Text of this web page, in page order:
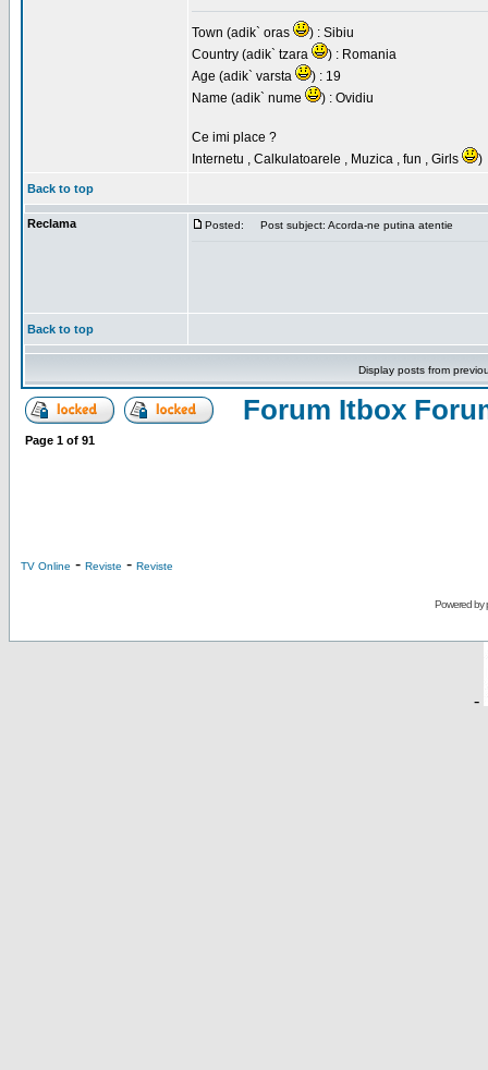
Town (adik` oras
) : Sibiu
Country (adik` tzara
) : Romania
Age (adik` varsta
) : 19
Name (adik` nume
) : Ovidiu
Ce imi place ?
Internetu , Calkulatoarele , Muzica , fun , Girls
)
Back to top
Reclama Posted: Post subject: Acorda-ne putina atentie
Back to top
Display posts from
Forum Itbox
Page 1 of 91
TV Online - Reviste - Reviste
Powered by
-